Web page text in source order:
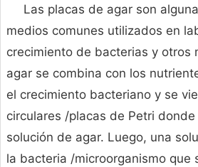
Las placas de agar son
medios comunes utilizados en
crecimiento de bacterias y otros
agar se combina con los
el crecimiento bacteriano y se
circulares /placas de Petri
solución de agar. Luego, una
la bacteria /microorganismo que